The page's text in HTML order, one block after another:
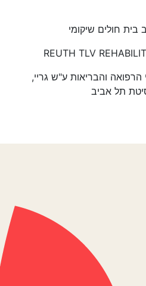
בית חולים שיקומי
REUTH TLV
והבריאות ע"ש גריי,
תל אביב